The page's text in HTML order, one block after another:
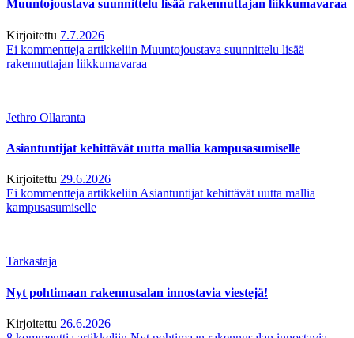
Muuntojoustava suunnittelu lisää rakennuttajan liikkumavaraa
Kirjoitettu 7.7.2026
Ei kommentteja artikkeliin Muuntojoustava suunnittelu lisää
rakennuttajan liikkumavaraa
Jethro Ollaranta
Asiantuntijat kehittävät uutta mallia kampusasumiselle
Kirjoitettu 29.6.2026
Ei kommentteja artikkeliin Asiantuntijat kehittävät uutta mallia
kampusasumiselle
Tarkastaja
Nyt pohtimaan rakennusalan innostavia viestejä!
Kirjoitettu 26.6.2026